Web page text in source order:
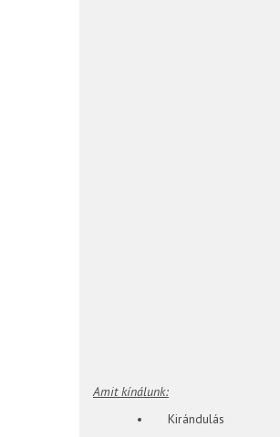
Amit kínálunk:
• Kirándulás